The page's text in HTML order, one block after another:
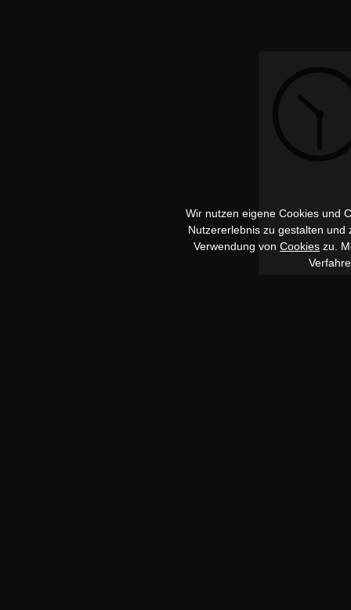
Wir nutzen eigene Cookies und
Nutzererlebnis zu gestalten
Verwendung von Cookies zu.